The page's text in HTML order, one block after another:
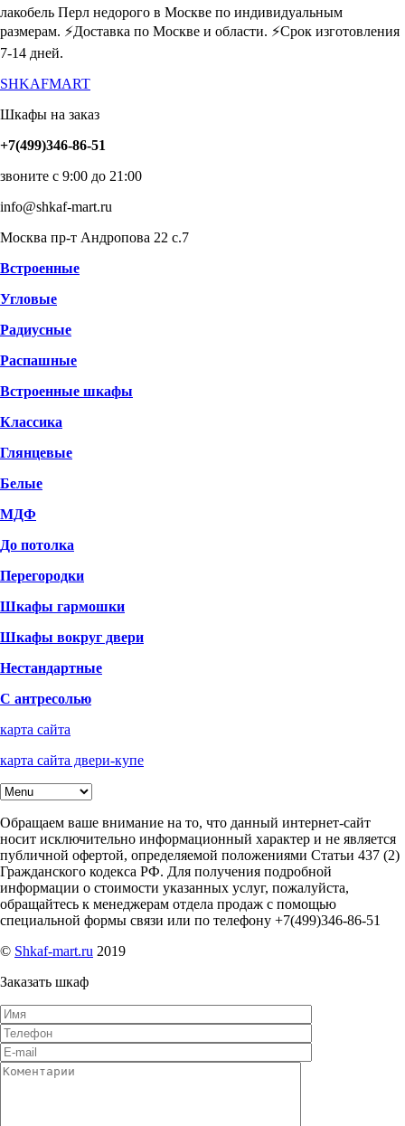
лакобель Перл недорого в Москве по индивидуальным
размерам. ⚡️Доставка по Москве и области. ⚡️Срок изготовления
7-14 дней.
SHKAFMART
Шкафы на заказ
+7(499)346-86-51
звоните с 9:00 до 21:00
info@shkaf-mart.ru
Москва пр-т Андропова 22 с.7
Встроенные
Угловые
Радиусные
Распашные
Встроенные шкафы
Классика
Глянцевые
Белые
МДФ
До потолка
Перегородки
Шкафы гармошки
Шкафы вокруг двери
Нестандартные
С антресолью
карта сайта
карта сайта двери-купе
Обращаем ваше внимание на то, что данный интернет-сайт
носит исключительно информационный характер и не является
публичной офертой, определяемой положениями Статьи 437 (2)
Гражданского кодекса РФ. Для получения подробной
информации о стоимости указанных услуг, пожалуйста,
обращайтесь к менеджерам отдела продаж с помощью
специальной формы связи или по телефону +7(499)346-86-51
© Shkaf-mart.ru 2019
Заказать шкаф